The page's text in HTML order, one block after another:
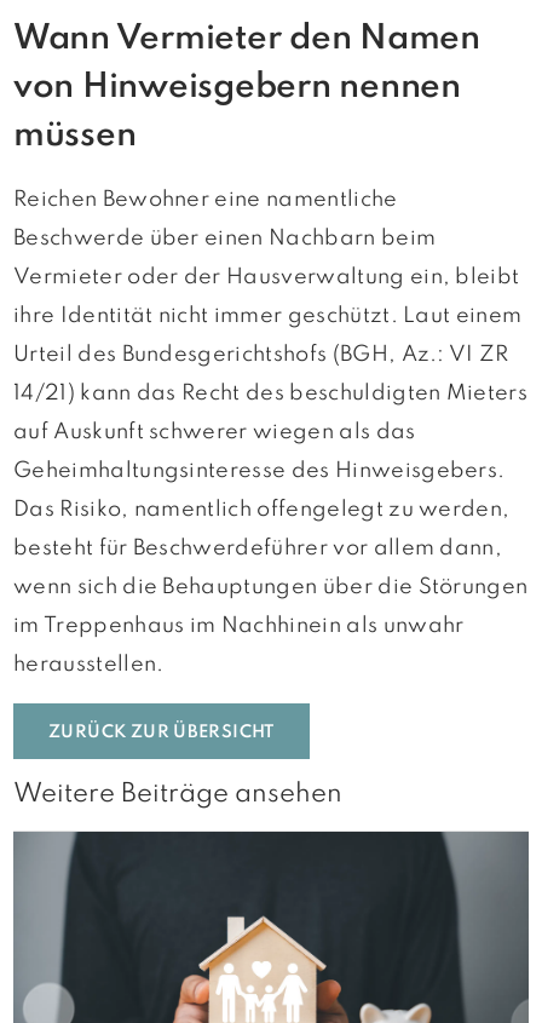
Wann Vermieter den Namen
von Hinweisgebern nennen
müssen
Reichen Bewohner eine namentliche
Beschwerde über einen Nachbarn beim
Vermieter oder der Hausverwaltung ein, bleibt
ihre Identität nicht immer geschützt. Laut einem
Urteil des Bundesgerichtshofs (BGH, Az.: VI ZR
14/21) kann das Recht des beschuldigten Mieters
auf Auskunft schwerer wiegen als das
Geheimhaltungsinteresse des Hinweisgebers.
Das Risiko, namentlich offengelegt zu werden,
besteht für Beschwerdeführer vor allem dann,
wenn sich die Behauptungen über die Störungen
im Treppenhaus im Nachhinein als unwahr
herausstellen.
ZURÜCK ZUR ÜBERSICHT
Weitere Beiträge ansehen